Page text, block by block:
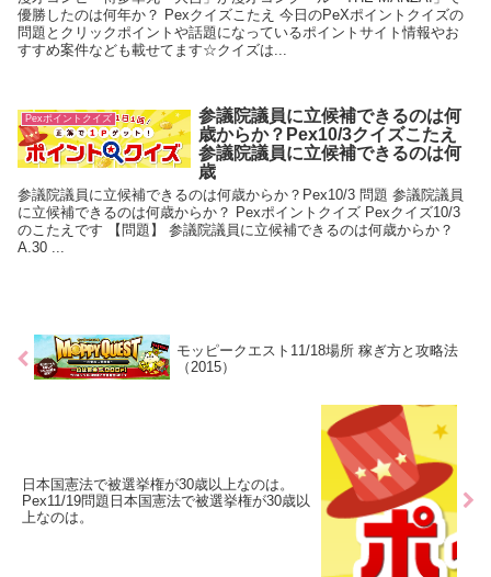
優勝したのは何年か？ Pexクイズこたえ 今日のPeXポイントクイズの
問題とクリックポイントや話題になっているポイントサイト情報やお
すすめ案件なども載せてます☆クイズは...
Pexポイントクイズ
参議院議員に立候補できるのは何
歳からか？Pex10/3クイズこたえ
参議院議員に立候補できるのは何
歳
参議院議員に立候補できるのは何歳からか？Pex10/3 問題 参議院議員
に立候補できるのは何歳からか？ Pexポイントクイズ Pexクイズ10/3
のこたえです 【問題】 参議院議員に立候補できるのは何歳からか？
A.30 ...
モッピークエスト11/18場所 稼ぎ方と攻略法
（2015）
日本国憲法で被選挙権が30歳以上なのは。
Pex11/19問題日本国憲法で被選挙権が30歳以
上なのは。